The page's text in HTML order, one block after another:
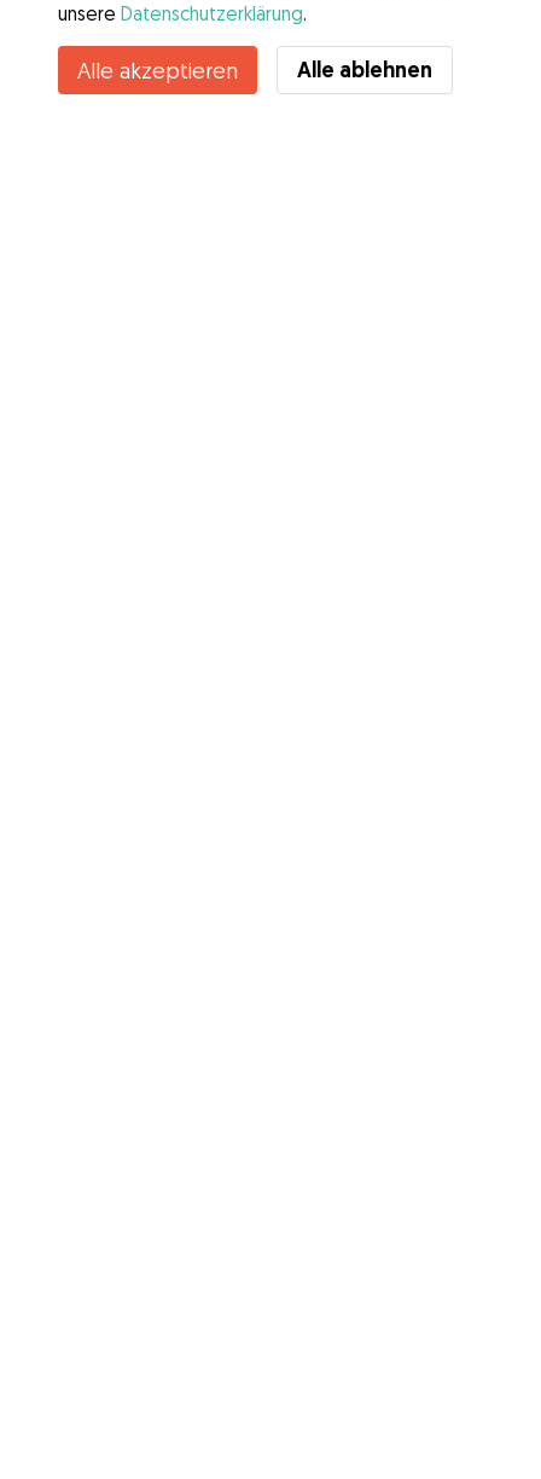
Kontakt
Kennst du die Vorteile von Gudog? Mehr sehen
unsere Datenschutzerklärung.
Alle akzeptieren Alle ablehnen